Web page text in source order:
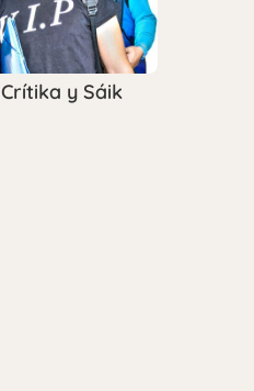
Crítika y Sáik